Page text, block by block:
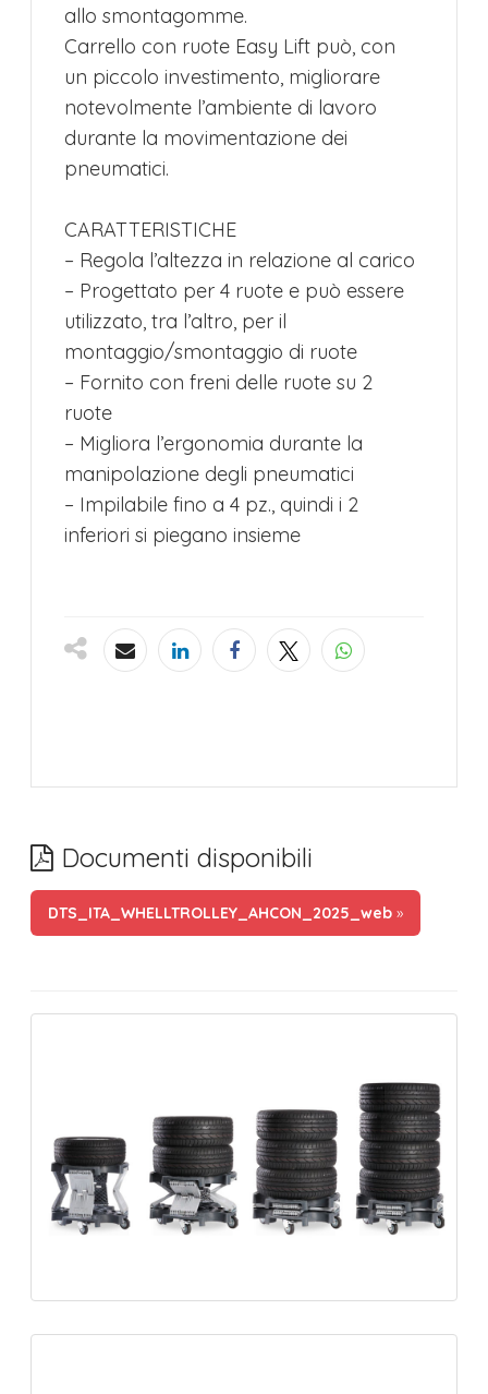
allo smontagomme.
Carrello con ruote Easy Lift può, con
un piccolo investimento, migliorare
notevolmente l’ambiente di lavoro
durante la movimentazione dei
pneumatici.
CARATTERISTICHE
– Regola l’altezza in relazione al carico
– Progettato per 4 ruote e può essere
utilizzato, tra l’altro, per il
montaggio/smontaggio di ruote
– Fornito con freni delle ruote su 2
ruote
– Migliora l’ergonomia durante la
manipolazione degli pneumatici
– Impilabile fino a 4 pz., quindi i 2
inferiori si piegano insieme
Documenti disponibili
DTS_ITA_WHELLTROLLEY_AHCON_2025_web »